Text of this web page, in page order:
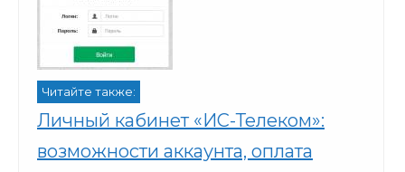
Читайте также:
Личный кабинет «ИС-Телеком»:
возможности аккаунта, оплата